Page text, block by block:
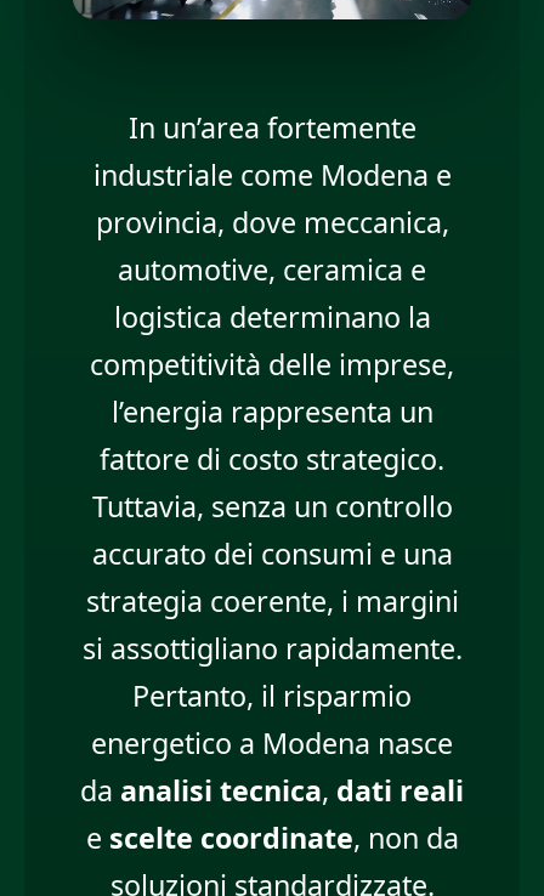
In un’area fortemente
industriale come Modena e
provincia, dove meccanica,
automotive, ceramica e
logistica determinano la
competitività delle imprese,
l’energia rappresenta un
fattore di costo strategico.
Tuttavia, senza un controllo
accurato dei consumi e una
strategia coerente, i margini
si assottigliano rapidamente.
Pertanto, il risparmio
energetico a Modena nasce
da analisi tecnica, dati reali
e scelte coordinate, non da
soluzioni standardizzate.